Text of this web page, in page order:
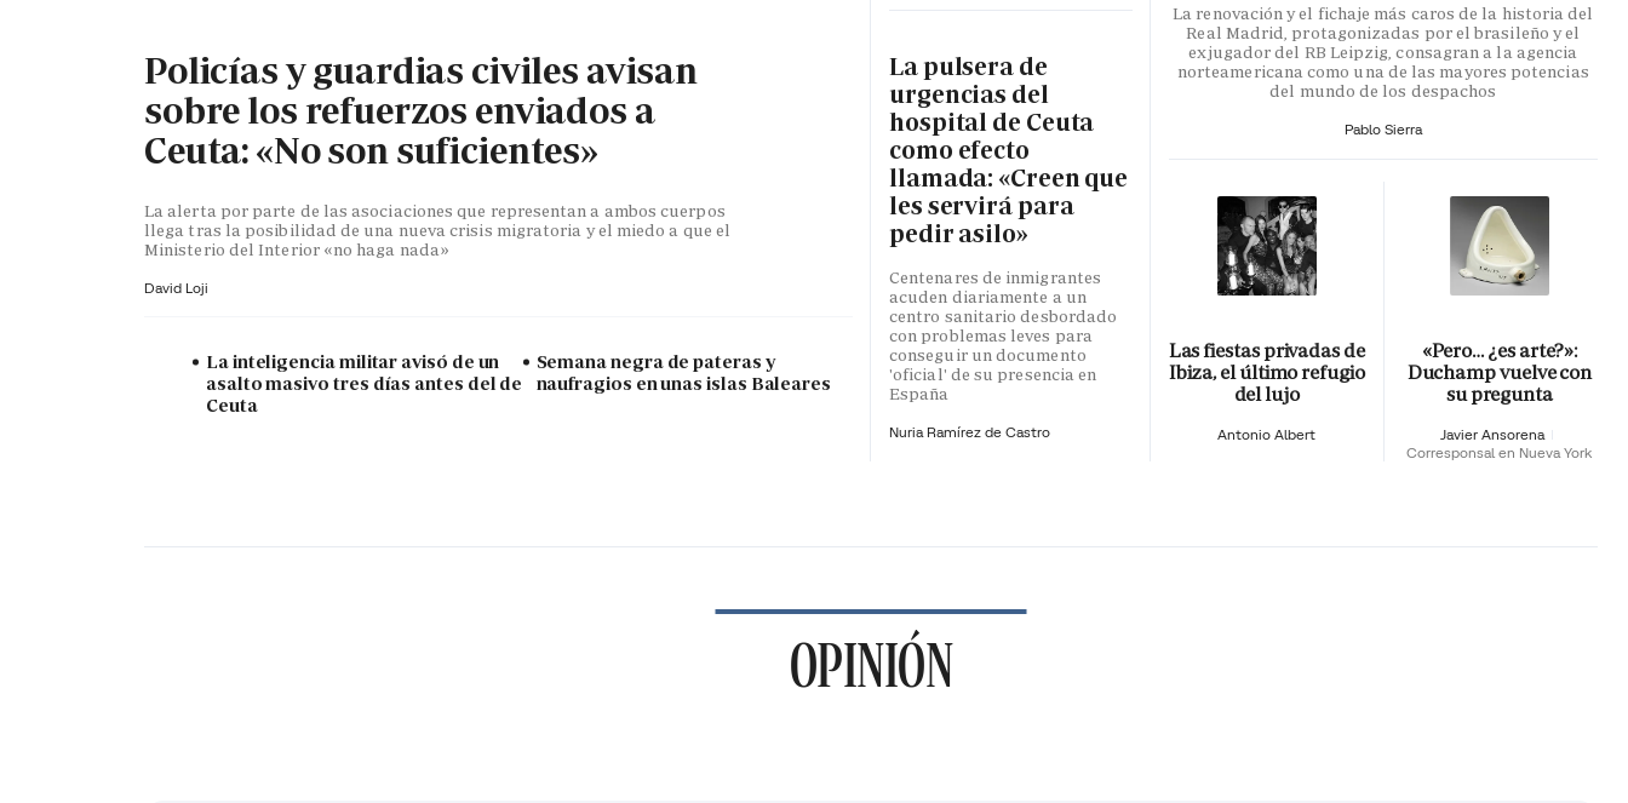
Policías y guardias civiles avisan
sobre los refuerzos enviados a
Ceuta: «No son suficientes»
La alerta por parte de las asociaciones que representan a ambos cuerpos
llega tras la posibilidad de una nueva crisis migratoria y el miedo a que el
Ministerio del Interior «no haga nada»
David Loji
La inteligencia militar avisó de un
asalto masivo tres días antes del de
Ceuta
Semana negra de pateras y
naufragios en unas islas Baleares
La pulsera de
urgencias del
hospital de Ceuta
como efecto
llamada: «Creen que
les servirá para
pedir asilo»
Centenares de inmigrantes
acuden diariamente a un
centro sanitario desbordado
con problemas leves para
conseguir un documento
'oficial' de su presencia en
España
Nuria Ramírez de Castro
La renovación y el fichaje más caros de la historia del
Real Madrid, protagonizadas por el brasileño y el
exjugador del RB Leipzig, consagran a la agencia
norteamericana como una de las mayores potencias
del mundo de los despachos
Pablo Sierra
Las fiestas privadas de
Ibiza, el último refugio
del lujo
Antonio Albert
«Pero… ¿es arte?»:
Duchamp vuelve con
su pregunta
Javier Ansorena
Corresponsal en Nueva York
OPINIÓN